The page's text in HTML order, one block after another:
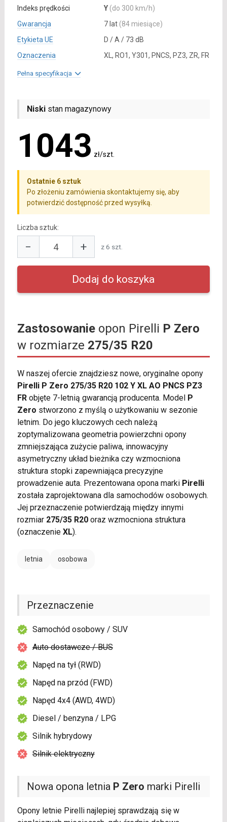
Indeks prędkości
Y (do 300 km/h)
Gwarancja
7 lat (84 miesiące)
Etykieta UE
D / A / 73 dB
Oznaczenia
XL, RO1, Y301, PNCS, PZ3, ZR, FR
Pełna specyfikacja
Niskistan magazynowy
1043 zł/szt.
Ostatnie 6 sztuk
Po złożeniu zamówienia skontaktujemy się, aby
potwierdzić dostępność przed wysyłką.
Liczba sztuk:
− + z 6 szt.
Zastosowanieopon Pirelli P Zero
w rozmiarze 275/35 R20
W naszej ofercie znajdziesz nowe, oryginalne opony
Pirelli P Zero 275/35 R20 102 Y XL AO PNCS PZ3
FRobjęte 7-letnią gwarancją producenta. Model P
Zero stworzono z myślą o użytkowaniu w sezonie
letnim. Do jego kluczowych cech należą
zoptymalizowana geometria powierzchni opony
zmniejszająca zużycie paliwa, innowacyjny
asymetryczny układ bieżnika czy wzmocniona
struktura stopki zapewniająca precyzyjne
prowadzenie auta. Prezentowana opona marki Pirelli
została zaprojektowana dla samochodów osobowych.
Jej przeznaczenie potwierdzają między innymi
rozmiar 275/35 R20oraz wzmocniona struktura
(oznaczenie XL).
letnia osobowa
Nowa opona letnia P Zero marki Pirelli
Opony letnie Pirelli najlepiej sprawdzają się w
Przeznaczenie
Samochód osobowy / SUV
Auto dostawcze / BUS
Napęd na tył (RWD)
Napęd na przód (FWD)
Napęd 4x4 (AWD, 4WD)
Diesel / benzyna / LPG
Silnik hybrydowy
Silnik elektryczny